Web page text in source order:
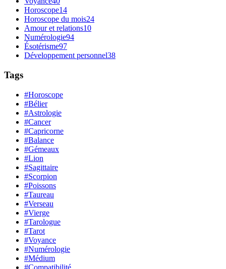
Horoscope14
Horoscope du mois24
Amour et relations10
Numérologie94
Ésotérisme97
Développement personnel38
Tags
#Horoscope
#Bélier
#Astrologie
#Cancer
#Capricorne
#Balance
#Gémeaux
#Lion
#Sagittaire
#Scorpion
#Poissons
#Taureau
#Verseau
#Vierge
#Tarologue
#Tarot
#Voyance
#Numérologie
#Médium
#Compatibilité